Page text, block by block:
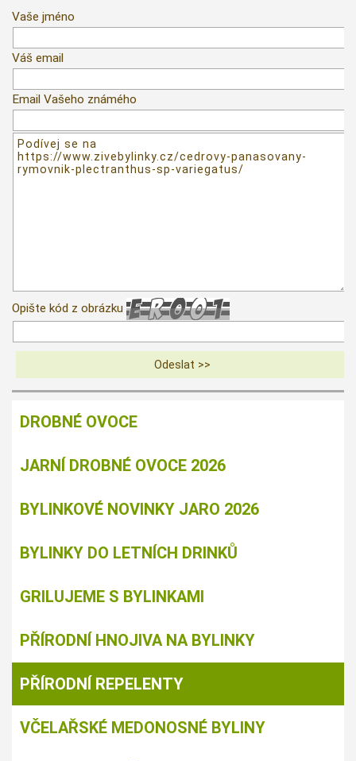
Vaše jméno
Váš email
Email Vašeho známého
Opište kód z obrázku
DROBNÉ OVOCE
JARNÍ DROBNÉ OVOCE 2026
BYLINKOVÉ NOVINKY JARO 2026
BYLINKY DO LETNÍCH DRINKŮ
GRILUJEME S BYLINKAMI
PŘÍRODNÍ HNOJIVA NA BYLINKY
PŘÍRODNÍ REPELENTY
VČELAŘSKÉ MEDONOSNÉ BYLINY